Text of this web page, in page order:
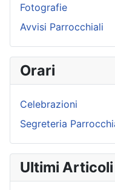
Fotografie
Avvisi Parrocchiali
Orari
Celebrazioni
Segreteria
Ultimi Articoli